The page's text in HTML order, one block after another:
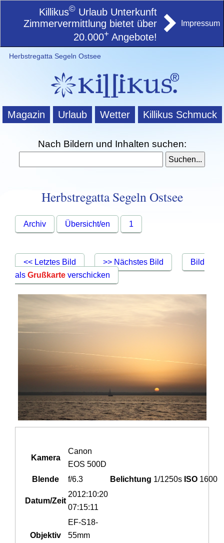
Killikus© Urlaub Unterkunft
Zimmervermittlung bietet über
20.000+ Angebote!
Impressum
Herbstregatta Segeln Ostsee
Magazin Urlaub Wetter Killikus Schmuck
Nach Bildern und Inhalten suchen:
Herbstregatta Segeln Ostsee
Archiv Übersicht/en 1
<< Letztes Bild >> Nächstes Bild
Bild
alsGrußkarte verschicken
Kamera
Canon
EOS 500D
Blende
f/6.3 Belichtung 1/1250s ISO 1600
Datum/Zeit
2012:10:20
07:15:11
Objektiv
EF-S18-
55mm